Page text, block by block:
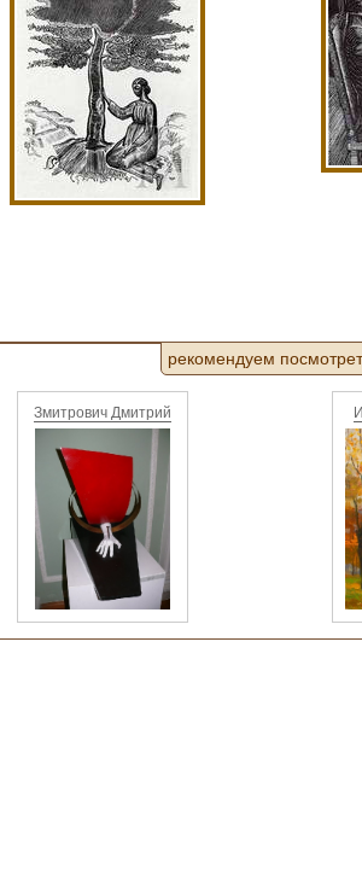
рекомендуем
Змитрович Дмитрий